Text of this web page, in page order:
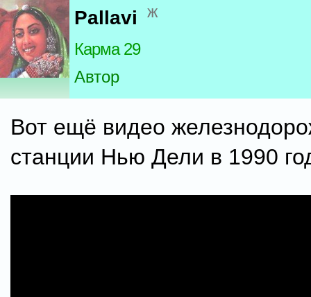
Pallavi ж
Карма 29
Автор
Вот ещё видео
станции Нью Дели в 1990